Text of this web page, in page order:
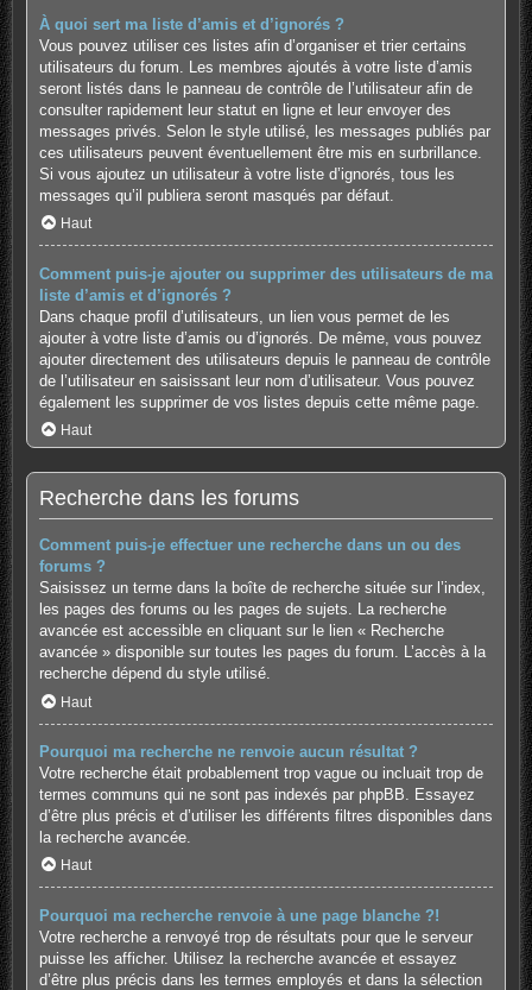
À quoi sert ma liste d’amis et d’ignorés ?
Vous pouvez utiliser ces listes afin d’organiser et trier certains
utilisateurs du forum. Les membres ajoutés à votre liste d’amis
seront listés dans le panneau de contrôle de l’utilisateur afin de
consulter rapidement leur statut en ligne et leur envoyer des
messages privés. Selon le style utilisé, les messages publiés par
ces utilisateurs peuvent éventuellement être mis en surbrillance.
Si vous ajoutez un utilisateur à votre liste d’ignorés, tous les
messages qu’il publiera seront masqués par défaut.
Haut
Comment puis-je ajouter ou supprimer des utilisateurs de ma
liste d’amis et d’ignorés ?
Dans chaque profil d’utilisateurs, un lien vous permet de les
ajouter à votre liste d’amis ou d’ignorés. De même, vous pouvez
ajouter directement des utilisateurs depuis le panneau de contrôle
de l’utilisateur en saisissant leur nom d’utilisateur. Vous pouvez
également les supprimer de vos listes depuis cette même page.
Haut
Recherche dans les forums
Comment puis-je effectuer une recherche dans un ou des
forums ?
Saisissez un terme dans la boîte de recherche située sur l’index,
les pages des forums ou les pages de sujets. La recherche
avancée est accessible en cliquant sur le lien « Recherche
avancée » disponible sur toutes les pages du forum. L’accès à la
recherche dépend du style utilisé.
Haut
Pourquoi ma recherche ne renvoie aucun résultat ?
Votre recherche était probablement trop vague ou incluait trop de
termes communs qui ne sont pas indexés par phpBB. Essayez
d’être plus précis et d’utiliser les différents filtres disponibles dans
la recherche avancée.
Haut
Pourquoi ma recherche renvoie à une page blanche ?!
Votre recherche a renvoyé trop de résultats pour que le serveur
puisse les afficher. Utilisez la recherche avancée et essayez
d’être plus précis dans les termes employés et dans la sélection